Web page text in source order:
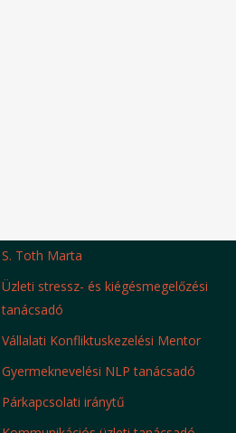
S. Toth Marta
Üzleti stressz- és kiégésmegelőzési
tanácsadó
Vállalati Konfliktuskezelési Mentor
Gyermeknevelési NLP tanácsadó
Párkapcsolati iránytű